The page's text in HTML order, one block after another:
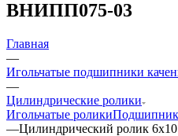
ВНИПП075-03
Главная
—
Игольчатые подшипники
—
Цилиндрические ролики
Игольчатые ролики
—Цилиндрический ролик